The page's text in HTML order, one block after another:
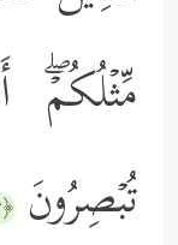
مِّثۡلُكُمۡۖ
تُبۡصِرُونَ ﴿٣﴾